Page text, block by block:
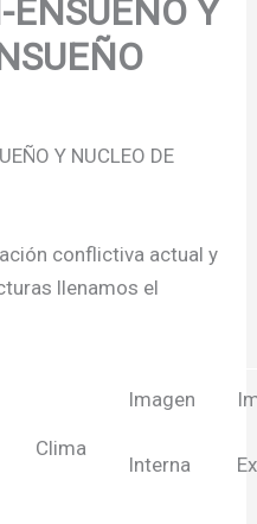
Y
Y NUCLEO DE
conflictiva actual y
llenamos el
Clima
Imagen
Interna